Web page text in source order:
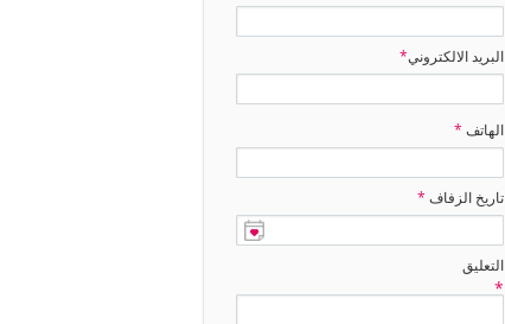
البريد الالكتروني*
الهاتف *
تاريخ الزفاف *
التعليق
*